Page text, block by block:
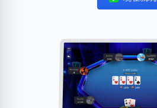
Notifications